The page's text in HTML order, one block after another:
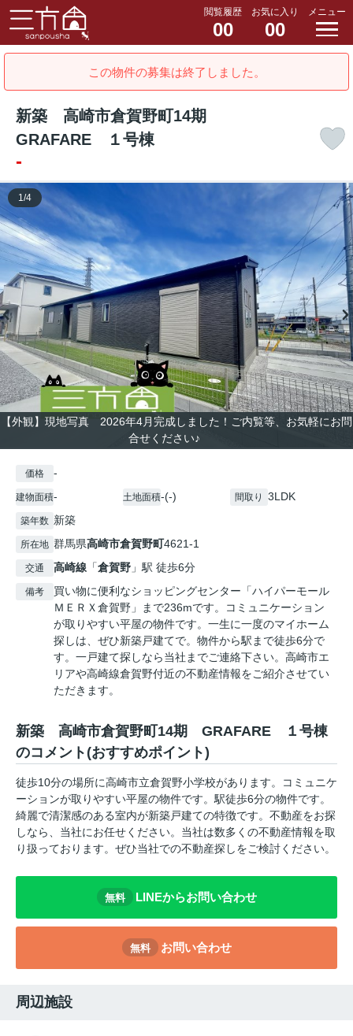
閲覧履歴
00
お気に入り
00
メニュー
この物件の募集は終了しました。
新築 高崎市倉賀野町14期
GRAFARE １号棟
-
【外観】現地写真 2026年4月完成しました！ご内覧等、お気軽にお問
合せください♪
1/4
価格 -
建物面積- 土地面積-(-) 間取り 3LDK
築年数 新築
所在地 群馬県高崎市倉賀野町4621-1
交通 高崎線 「倉賀野 」駅 徒歩6分
備考
買い物に便利なショッピングセンター「ハイパーモール
ＭＥＲＸ倉賀野」まで236mです。コミュニケーション
が取りやすい平屋の物件です。一生に一度のマイホーム
探しは、ぜひ新築戸建てで。物件から駅まで徒歩6分で
す。一戸建て探しなら当社までご連絡下さい。高崎市エ
リアや高崎線倉賀野付近の不動産情報をご紹介させてい
ただきます。
新築 高崎市倉賀野町14期 GRAFARE １号棟
のコメント(おすすめポイント)
徒歩10分の場所に高崎市立倉賀野小学校があります。コミュニケ
ーションが取りやすい平屋の物件です。駅徒歩6分の物件です。
綺麗で清潔感のある室内が新築戸建ての特徴です。不動産をお探
しなら、当社にお任せください。当社は数多くの不動産情報を取
り扱っております。ぜひ当社での不動産探しをご検討ください。
無料 LINEからお問い合わせ
無料 お問い合わせ
周辺施設